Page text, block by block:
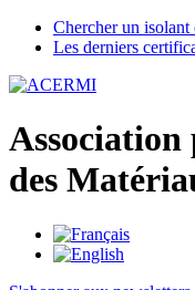
Chercher un isolant
Les derniers
A
des M